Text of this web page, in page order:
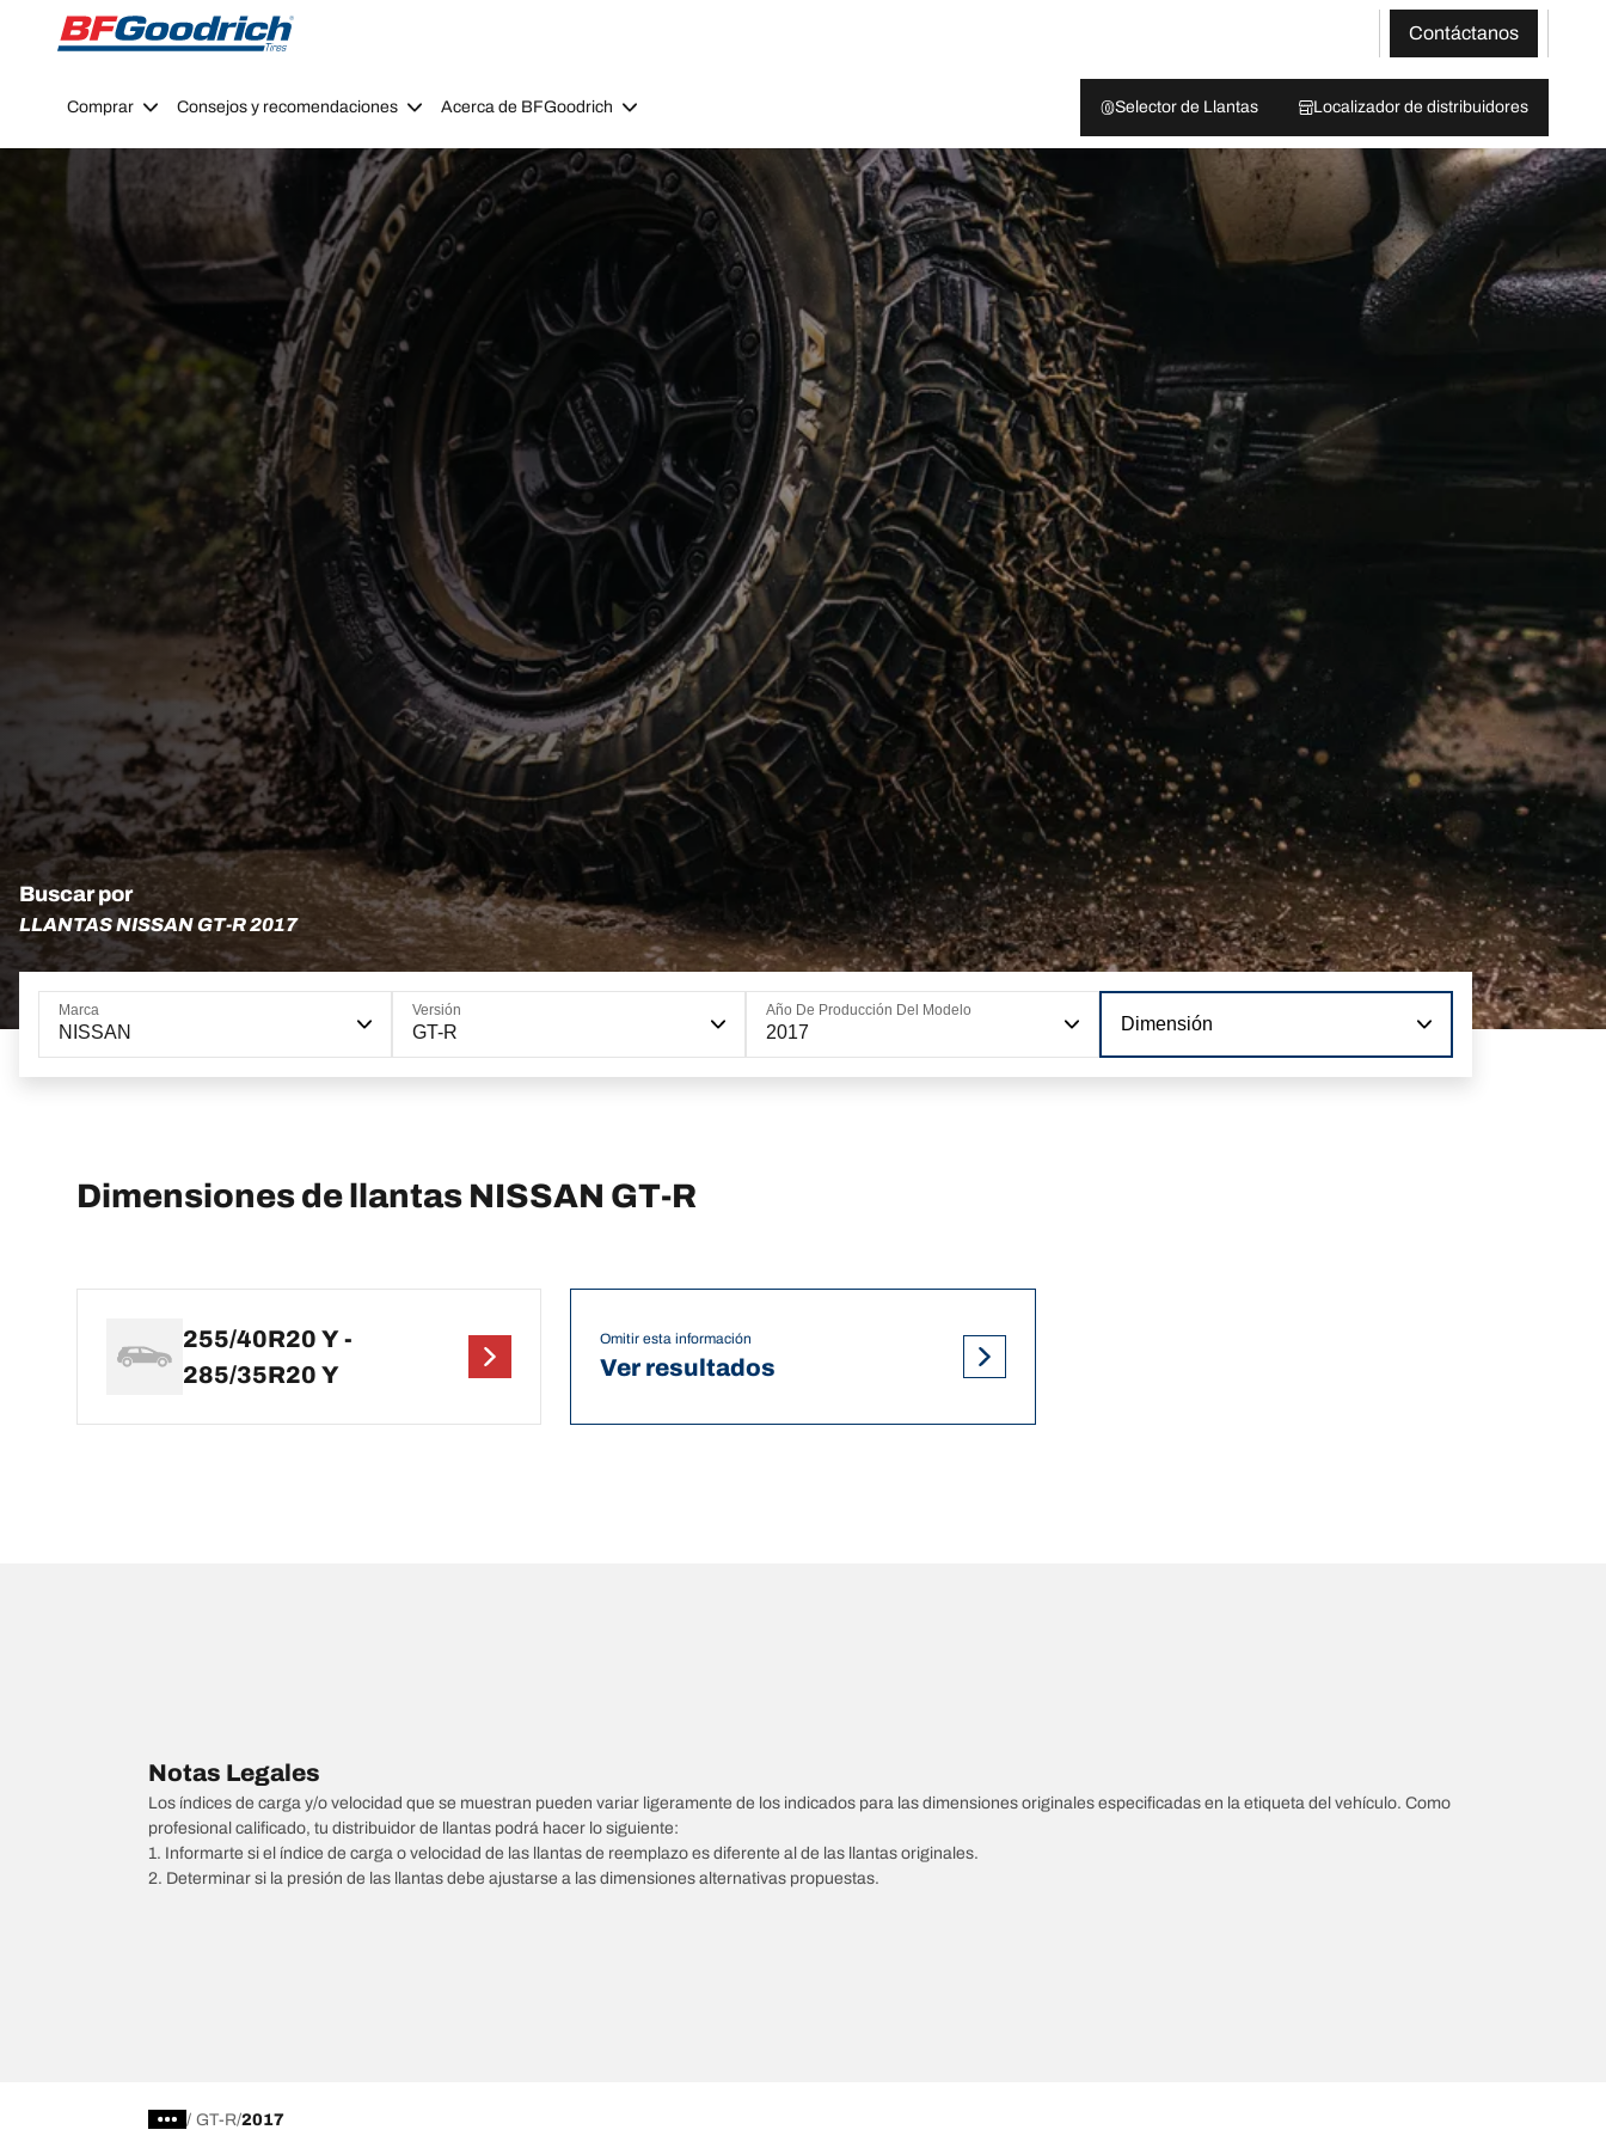
Go to page content
Go to page navigation
Contáctanos
Comprar Consejos y recomendaciones Acerca de BFGoodrich Selector de Llantas Localizador de distribuidores
Buscar por
LLANTAS NISSAN GT-R 2017
Marca
NISSAN
Versión
GT-R
Año De Producción Del Modelo
2017 Dimensión
Dimensiones de llantas NISSAN GT-R
255/40R20 Y -
285/35R20 Y
Omitir esta información
Ver resultados
Notas Legales
Los índices de carga y/o velocidad que se muestran pueden variar ligeramente de los indicados para las dimensiones originales especificadas en la etiqueta del vehículo. Como
profesional calificado, tu distribuidor de llantas podrá hacer lo siguiente:
1. Informarte si el índice de carga o velocidad de las llantas de reemplazo es diferente al de las llantas originales.
2. Determinar si la presión de las llantas debe ajustarse a las dimensiones alternativas propuestas.
/ GT-R 2017